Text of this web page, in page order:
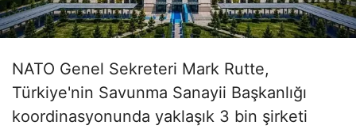
NATO Genel Sekreteri Mark Rutte,
Türkiye'nin Savunma Sanayii Başkanlığı
koordinasyonunda yaklaşık 3 bin şirketi